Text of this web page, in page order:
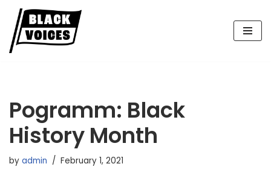
Skip
to
Pogramm: Black
History Month
by admin February 1, 2021